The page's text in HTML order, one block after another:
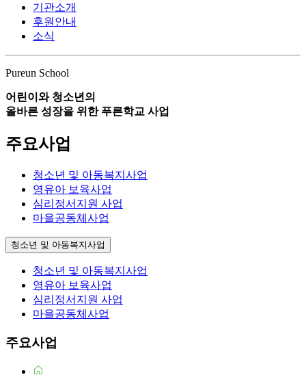
기관소개
후원안내
소식
Pureun School
어린이와 청소년의
올바른 성장을 위한 푸른학교 사업
주요사업
청소년 및 아동복지사업
영유아 보육사업
심리정서지원 사업
마을공동체사업
청소년 및 아동복지사업
청소년 및 아동복지사업
영유아 보육사업
심리정서지원 사업
마을공동체사업
주요사업